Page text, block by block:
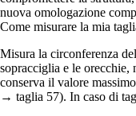
nuova omologazione
Come misurare la mia
Misura la circonferenza
sopracciglia e le
conserva il valore
→ taglia 57). In caso di